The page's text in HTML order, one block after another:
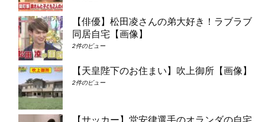
【俳優】松田凌さんの弟大好き！ラブラブ
同居自宅【画像】
2件のビュー
【天皇陛下のお住まい】吹上御所【画像】
2件のビュー
【サッカー】堂安律選手のオランダの自宅